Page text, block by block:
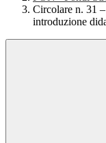
Circolare n. 31
introduzione